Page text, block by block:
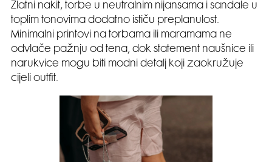
Zlatni nakit, torbe u neutralnim nijansama i sandale u
toplim tonovima dodatno ističu preplanulost.
Minimalni printovi na torbama ili maramama ne
odvlače pažnju od tena, dok statement naušnice ili
narukvice mogu biti modni detalj koji zaokružuje
cijeli outfit.